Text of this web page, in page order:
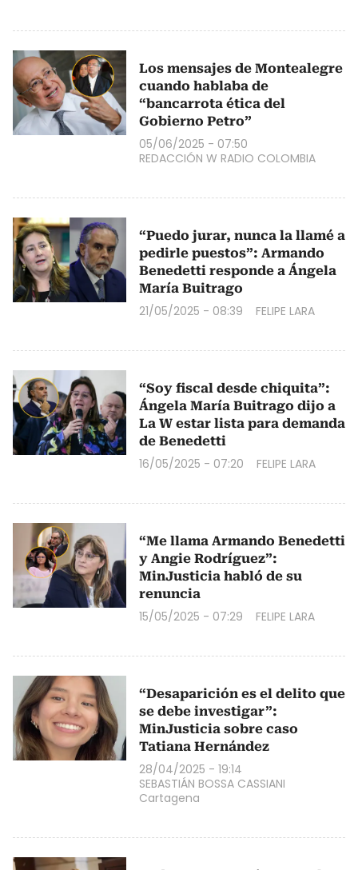
Los mensajes de Montealegre
cuando hablaba de
“bancarrota ética del
Gobierno Petro”
05/06/2025 - 07:50
REDACCIÓN W RADIO COLOMBIA
“Puedo jurar, nunca la llamé a
pedirle puestos”: Armando
Benedetti responde a Ángela
María Buitrago
21/05/2025 - 08:39 FELIPE LARA
“Soy fiscal desde chiquita”:
Ángela María Buitrago dijo a
La W estar lista para demanda
de Benedetti
16/05/2025 - 07:20 FELIPE LARA
“Me llama Armando Benedetti
y Angie Rodríguez”:
MinJusticia habló de su
renuncia
15/05/2025 - 07:29 FELIPE LARA
“Desaparición es el delito que
se debe investigar”:
MinJusticia sobre caso
Tatiana Hernández
28/04/2025 - 19:14
SEBASTIÁN BOSSA CASSIANI
Cartagena